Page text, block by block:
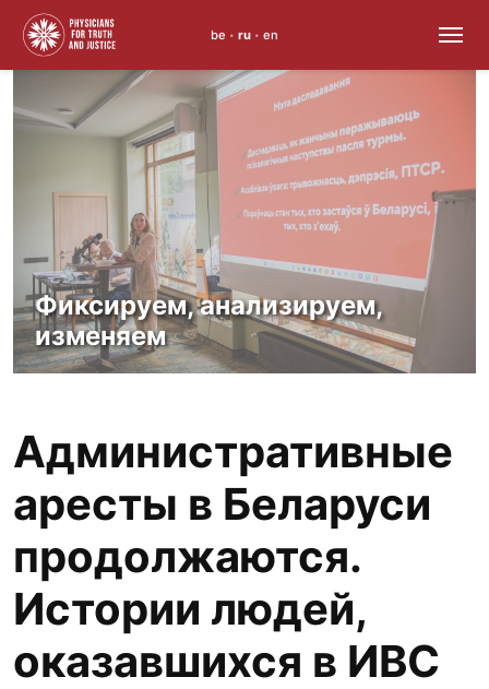
to
content
be • ru • en
Фиксируем, анализируем,
изменяем
Административные
аресты в Беларуси
продолжаются.
Истории людей,
оказавшихся в ИВС